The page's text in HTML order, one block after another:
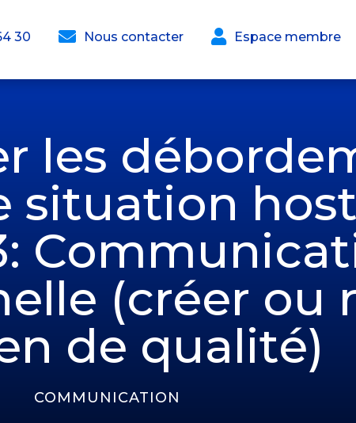
30  Nous contacter  Espace membre
les
situation
(créer ou
de qualité)
COMMUNICATION